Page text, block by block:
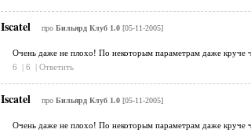
Iscatel про Бильярд Клуб 1.0[05-11-2005]
Очень даже не плохо! По некоторым параметрам даже круче
6
| 6 | Ответить
Iscatel про Бильярд Клуб 1.0[05-11-2005]
Очень даже не плохо! По некоторым параметрам даже круче